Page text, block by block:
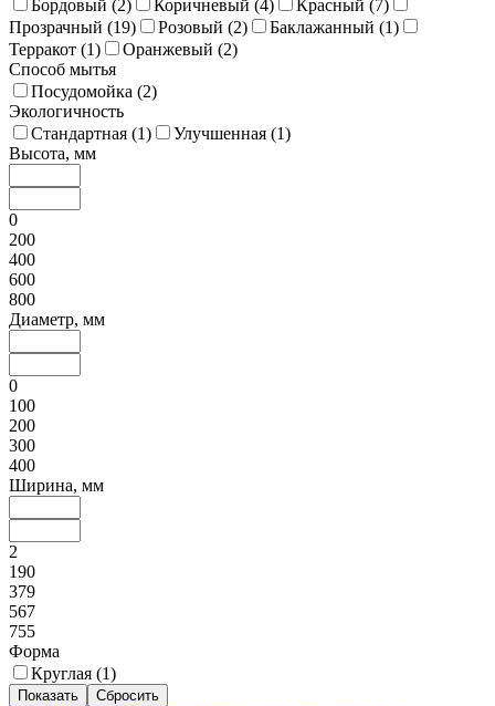
Бордовый (2) Коричневый (4) Красный (7)
Прозрачный (19) Розовый (2) Баклажанный (1)
Терракот (1) Оранжевый (2)
Способ мытья
Посудомойка (2)
Экологичность
Стандартная (1) Улучшенная (1)
Высота, мм
0
200
400
600
800
Диаметр, мм
0
100
200
300
400
Ширина, мм
2
190
379
567
755
Форма
Круглая (1)